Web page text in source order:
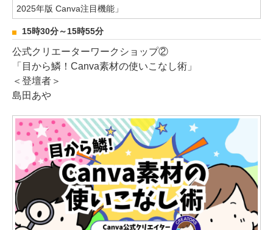
2025年版 Canva注目機能」
15時30分～15時55分
公式クリエーターワークショップ②
「目から鱗！Canva素材の使いこなし術」
＜登壇者＞
島田あや